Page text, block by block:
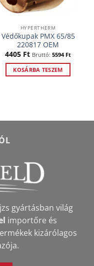
HYPERTHERM
Védőkupak PMX 65/85
220817 OEM
4405 Ft Bruttó: 5594 Ft
KOSÁRBA TESZEM
gyártásban világ
importőre és
kizárólagos